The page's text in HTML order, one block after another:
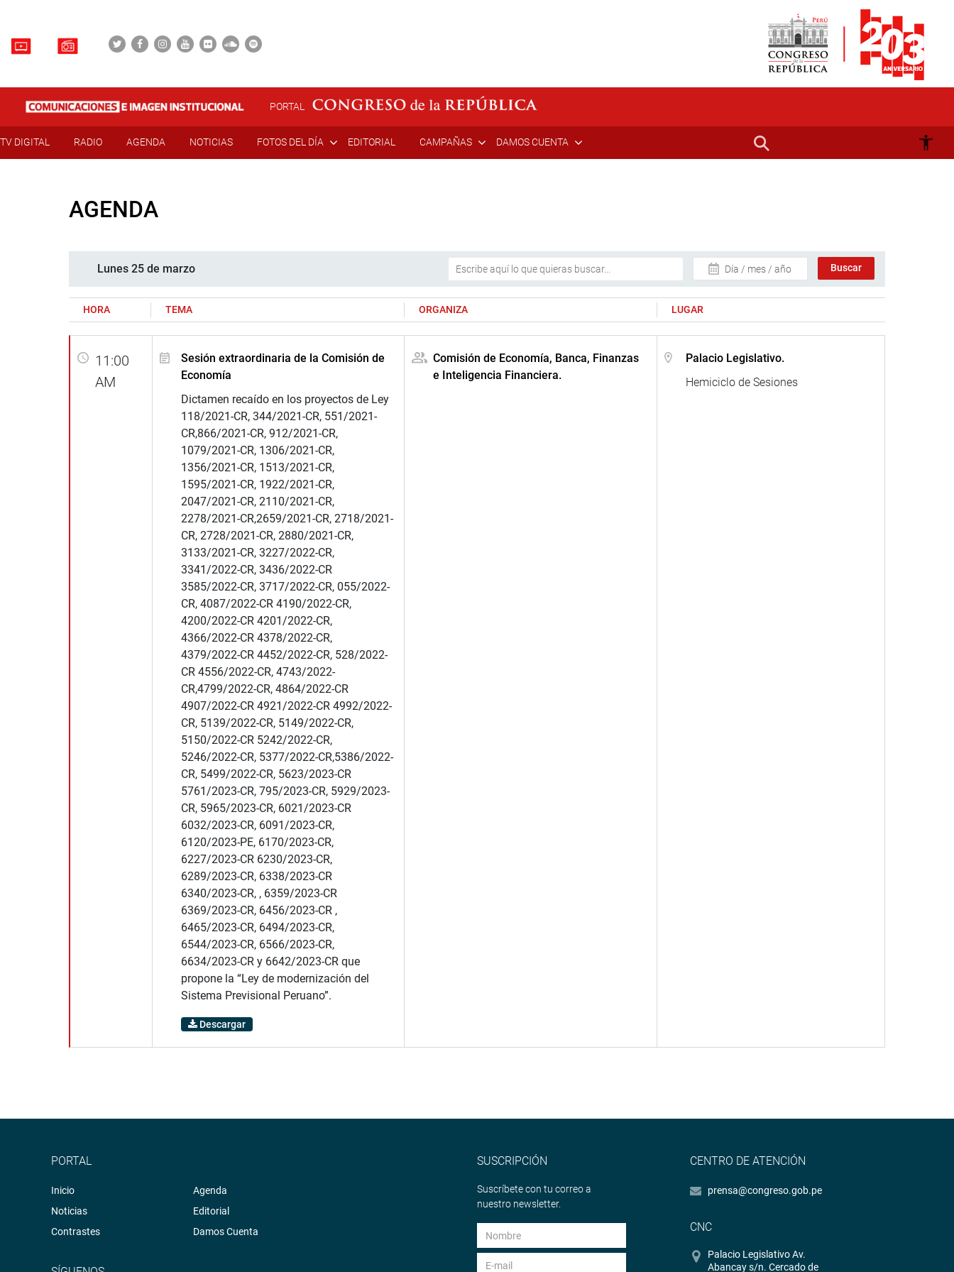
PORTAL
TV DIGITAL RADIO AGENDA NOTICIAS FOTOS DEL DÍA EDITORIAL CAMPAÑAS DAMOS CUENTA
AGENDA
Lunes 25 de marzo Día / mes / año
HORA TEMA ORGANIZA LUGAR
11:00
AM
Sesión extraordinaria de la Comisión de
Economía
Dictamen recaído en los proyectos de Ley
118/2021-CR, 344/2021-CR, 551/2021-
CR,866/2021-CR, 912/2021-CR,
1079/2021-CR, 1306/2021-CR,
1356/2021-CR, 1513/2021-CR,
1595/2021-CR, 1922/2021-CR,
2047/2021-CR, 2110/2021-CR,
2278/2021-CR,2659/2021-CR, 2718/2021-
CR, 2728/2021-CR, 2880/2021-CR,
3133/2021-CR, 3227/2022-CR,
3341/2022-CR, 3436/2022-CR
3585/2022-CR, 3717/2022-CR, 055/2022-
CR, 4087/2022-CR 4190/2022-CR,
4200/2022-CR 4201/2022-CR,
4366/2022-CR 4378/2022-CR,
4379/2022-CR 4452/2022-CR, 528/2022-
CR 4556/2022-CR, 4743/2022-
CR,4799/2022-CR, 4864/2022-CR
4907/2022-CR 4921/2022-CR 4992/2022-
CR, 5139/2022-CR, 5149/2022-CR,
5150/2022-CR 5242/2022-CR,
5246/2022-CR, 5377/2022-CR,5386/2022-
CR, 5499/2022-CR, 5623/2023-CR
5761/2023-CR, 795/2023-CR, 5929/2023-
CR, 5965/2023-CR, 6021/2023-CR
6032/2023-CR, 6091/2023-CR,
6120/2023-PE, 6170/2023-CR,
6227/2023-CR 6230/2023-CR,
6289/2023-CR, 6338/2023-CR
6340/2023-CR, , 6359/2023-CR
6369/2023-CR, 6456/2023-CR ,
6465/2023-CR, 6494/2023-CR,
6544/2023-CR, 6566/2023-CR,
6634/2023-CR y 6642/2023-CR que
propone la “Ley de modernización del
Sistema Previsional Peruano”.
Descargar
Comisión de Economía, Banca, Finanzas
e Inteligencia Financiera.
Palacio Legislativo.
Hemiciclo de Sesiones
PORTAL
Inicio
Noticias
Contrastes
Agenda
Editorial
Damos Cuenta
SUSCRIPCIÓN
Suscríbete con tu correo a
nuestro newsletter.
CENTRO DE ATENCIÓN
prensa@congreso.gob.pe
CNC
Palacio Legislativo Av.
Abancay s/n. Cercado de